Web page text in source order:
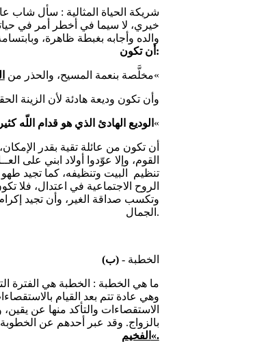
خيري، لا سيما في أخطر أمر في
والده وأجابه بغبطة ظاهرة،
أن تكون:
(1) مخلَّصة بنعمة المسيح، والحذر من«
(2) وأن تكون وديعة هادئة لأن الزينة
الوديع الهادئ الذي هو قدام اللّه «
الروح الاجتماعية في اعتدال، فلا
الجمال.
(ب) - الخطبة
وهي عادة تتم بعد القيام
الاستقصاءات والتأكد منها عن
بالزواج. وقد عبر أحدهم عن
الفخيم«.